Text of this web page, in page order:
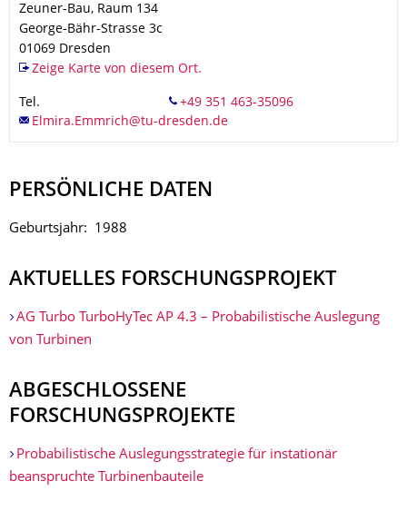
Zeuner-Bau, Raum 134
George-Bähr-Strasse 3c
01069 Dresden
Zeige Karte von diesem Ort.
Tel.
PERSÖNLICHE DATEN
Geburtsjahr: 1988
AKTUELLES FORSCHUNGSPROJEKT
AG Turbo TurboHyTec AP 4.3 – Probabilistische Auslegung
von Turbinen
ABGESCHLOSSENE
FORSCHUNGSPROJEKTE
Probabilistische Auslegungsstrategie für instationär
beanspruchte Turbinenbauteile